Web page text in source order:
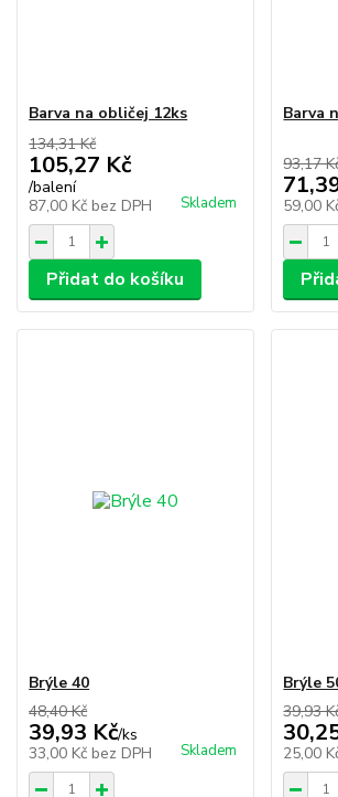
Barva na obličej 12ks
134,31 Kč
105,27 Kč
/balení
87,00 Kč bez DPH Skladem
Přidat do košíku
Barva
93,17
59,00
Brýle 40
48,40 Kč
39,93 Kč/ks
33,00 Kč bez DPH Skladem
Brýle
39,93
25,00